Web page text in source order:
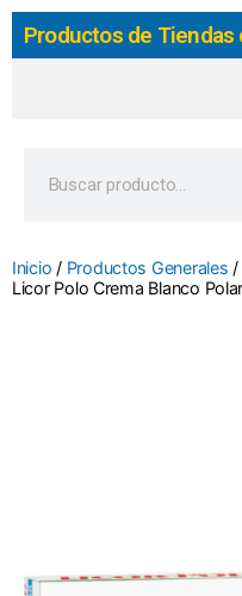
Productos de Tiendas
Inicio / Productos Generales /
Licor Polo Crema Blanco